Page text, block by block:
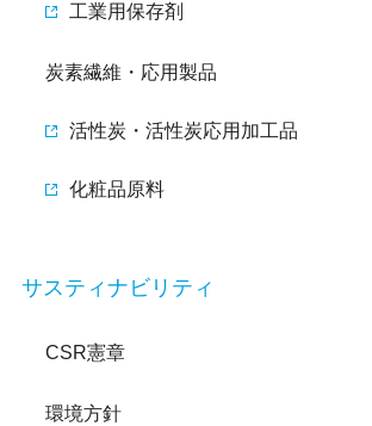
工業用保存剤
炭素繊維・応用製品
活性炭・活性炭応用加工品
化粧品原料
サスティナビリティ
CSR憲章
環境方針